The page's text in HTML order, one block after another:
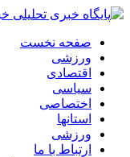
صفحه نخست
ورزشی
اقتصادی
سیاسی
اختصاصی
استانها
ورزشی
ارتباط با ما